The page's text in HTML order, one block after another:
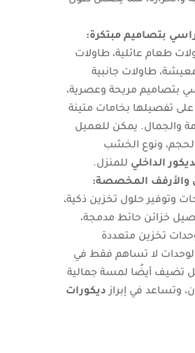
بتصاميم مبتكرة:
طعام عائلية، طاولات
طاولات جانبية
بتصاميم مريحة وعصرية،
على تفصيلها بخامات متينة
والجمال. يمكن للعميل
الحجم، ونوع الخشب
الداخلي للمنزل.
والأرفف المخصصة:
وتوفير حلول تخزين ذكية،
خزائن حائط مدمجة،
تخزين متعددة
لا تساهم فقط في
بل تضيف أيضًا لمسة جمالية
وتساعد في إبرازديكورات